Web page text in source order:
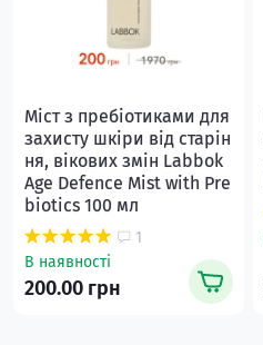
Мiст з пребiотиками для
захисту шкіри від старін
ня, вікових змін Labbok
Age Defence Mist with Pre
biotics 100 мл
1
В наявності
200.00 грн